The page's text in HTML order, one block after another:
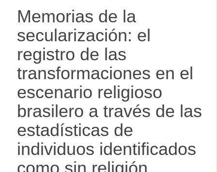
Memorias de la
secularización: el
registro de las
transformaciones en el
escenario religioso
brasilero a través de las
estadísticas de
individuos identificados
como sin religión